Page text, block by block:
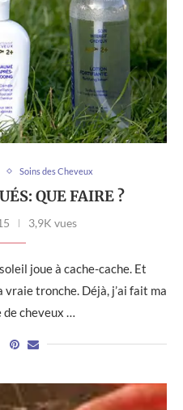
Soins des Cheveux
QUE FAIRE ?
3,9K vues
joue à cache-cache. Et
tronche. Déjà, j’ai fait ma
de cheveux …